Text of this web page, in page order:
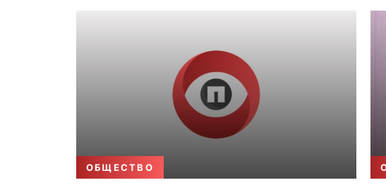
ОБЩЕСТВО